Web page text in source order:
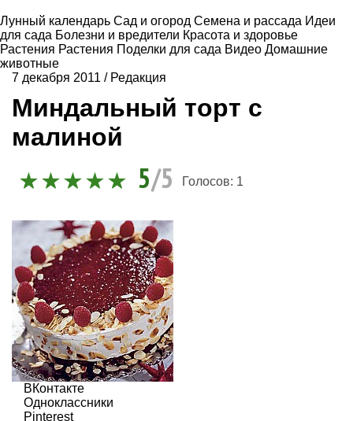
Лунный календарь Сад и огород Семена и рассада Идеи
для сада Болезни и вредители Красота и здоровье
Растения Растения Поделки для сада Видео Домашние
животные
7 декабря 2011 / Редакция
Миндальный торт с
малиной
5/5 Голосов: 1
ВКонтакте
Одноклассники
Pinterest